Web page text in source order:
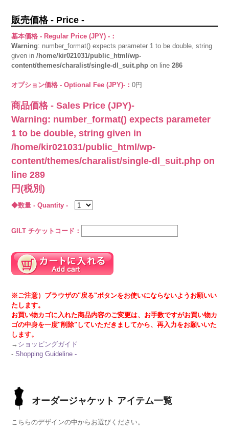
販売価格 - Price -
基本価格 - Regular Price (JPY) -：
Warning: number_format() expects parameter 1 to be double, string
given in/home/kir021031/public_html/wp-
content/themes/charalist/single-dl_suit.php on line286
オプション価格 - Optional Fee (JPY)-：0円
商品価格 - Sales Price (JPY)-
Warning: number_format() expects parameter
1 to be double, string given in
/home/kir021031/public_html/wp-
content/themes/charalist/single-dl_suit.php on
line289
円(税別)
◆数量 - Quantity -
GILT チケットコード：
※ご注意）ブラウザの"戻る"ボタンをお使いにならないようお願いい
たします。
お買い物カゴに入れた商品内容のご変更は、お手数ですがお買い物カ
ゴの中身を一度"削除"していただきましてから、再入力をお願いいた
します。
→ ショッピングガイド
- Shopping Guideline -
オーダージャケット アイテム一覧
こちらのデザインの中からお選びください。